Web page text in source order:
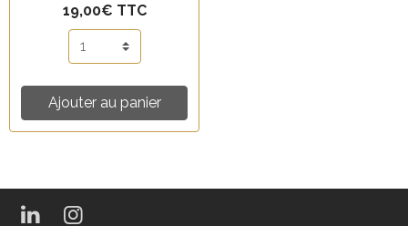
19,00€ TTC
Ajouter au panier